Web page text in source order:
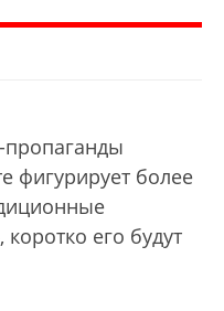
пропаганды
фигурирует более
его будут